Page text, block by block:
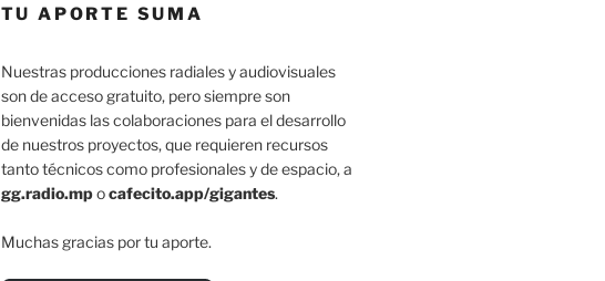
TU APORTE SUMA
Nuestras producciones radiales y audiovisuales
son de acceso gratuito, pero siempre son
bienvenidas las colaboraciones para el desarrollo
de nuestros proyectos, que requieren recursos
tanto técnicos como profesionales y de espacio, a
gg.radio.mpocafecito.app/gigantes.
Muchas gracias por tu aporte.